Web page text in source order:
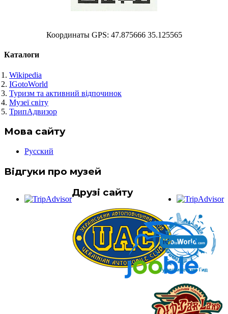
Координаты GPS: 47.875666 35.125565
Каталоги
Wikipedia
IGotoWorld
Туризм та активний відпочинок
Музеї світу
ТрипАдвизор
Мова сайту
Русский
Відгуки про музей
Друзі сайту